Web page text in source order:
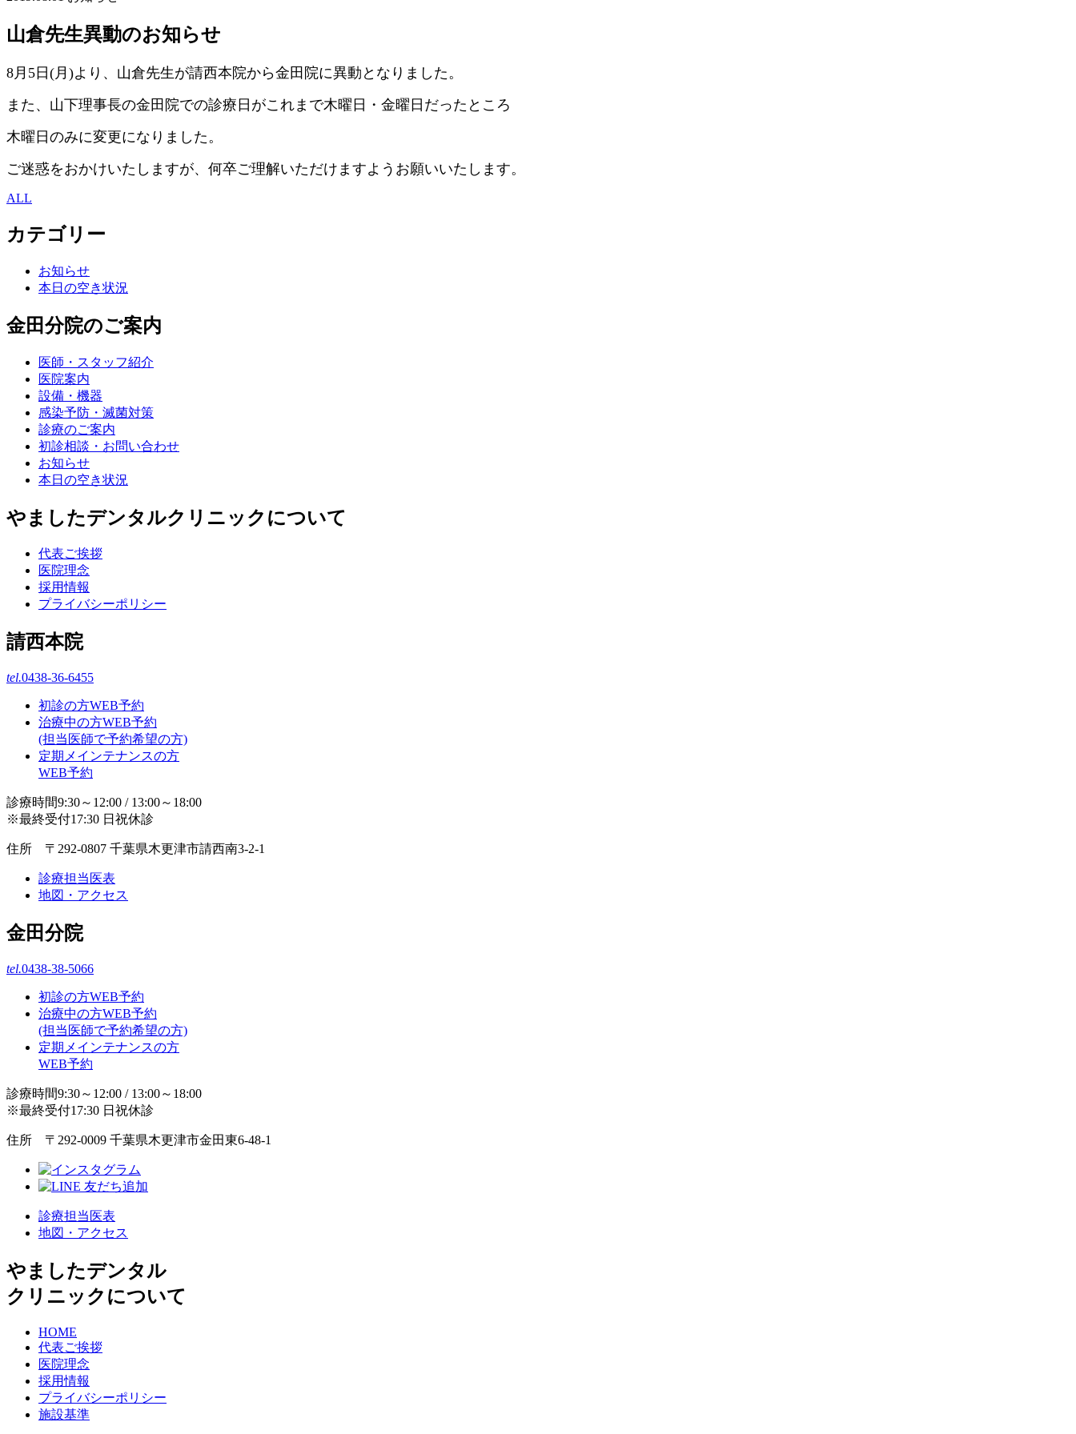
山倉先生異動のお知らせ
8月5日(月)より、山倉先生が請西本院から金田院に異動となりました。
また、山下理事長の金田院での診療日がこれまで木曜日・金曜日だったところ
木曜日のみに変更になりました。
ご迷惑をおかけいたしますが、何卒ご理解いただけますようお願いいたします。
ALL
カテゴリー
お知らせ
本日の空き状況
金田分院のご案内
医師・スタッフ紹介
医院案内
設備・機器
感染予防・滅菌対策
診療のご案内
初診相談・お問い合わせ
お知らせ
本日の空き状況
やましたデンタルクリニックについて
代表ご挨拶
医院理念
採用情報
プライバシーポリシー
請西本院
tel.0438-36-6455
初診の方WEB予約
治療中の方WEB予約
(担当医師で予約希望の方)
定期メインテナンスの方
WEB予約
診療時間9:30～12:00 / 13:00～18:00
※最終受付17:30 日祝休診
住所 〒292-0807 千葉県木更津市請西南3-2-1
診療担当医表
地図・アクセス
金田分院
tel.0438-38-5066
初診の方WEB予約
治療中の方WEB予約
(担当医師で予約希望の方)
定期メインテナンスの方
WEB予約
診療時間9:30～12:00 / 13:00～18:00
※最終受付17:30 日祝休診
住所 〒292-0009 千葉県木更津市金田東6-48-1
診療担当医表
地図・アクセス
やましたデンタル
クリニックについて
HOME
代表ご挨拶
医院理念
採用情報
プライバシーポリシー
施設基準